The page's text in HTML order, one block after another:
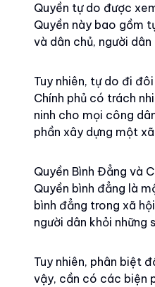
Quyền tự do được
Quyền này bao gồm
và dân chủ, người
Tuy nhiên, tự do đi
Chính phủ có trách
ninh cho mọi công
phần xây dựng một
Quyền Bình Đẳng và
Quyền bình đẳng là
bình đẳng trong xã
người dân khỏi
Tuy nhiên, phân biệt
vậy, cần có các biện